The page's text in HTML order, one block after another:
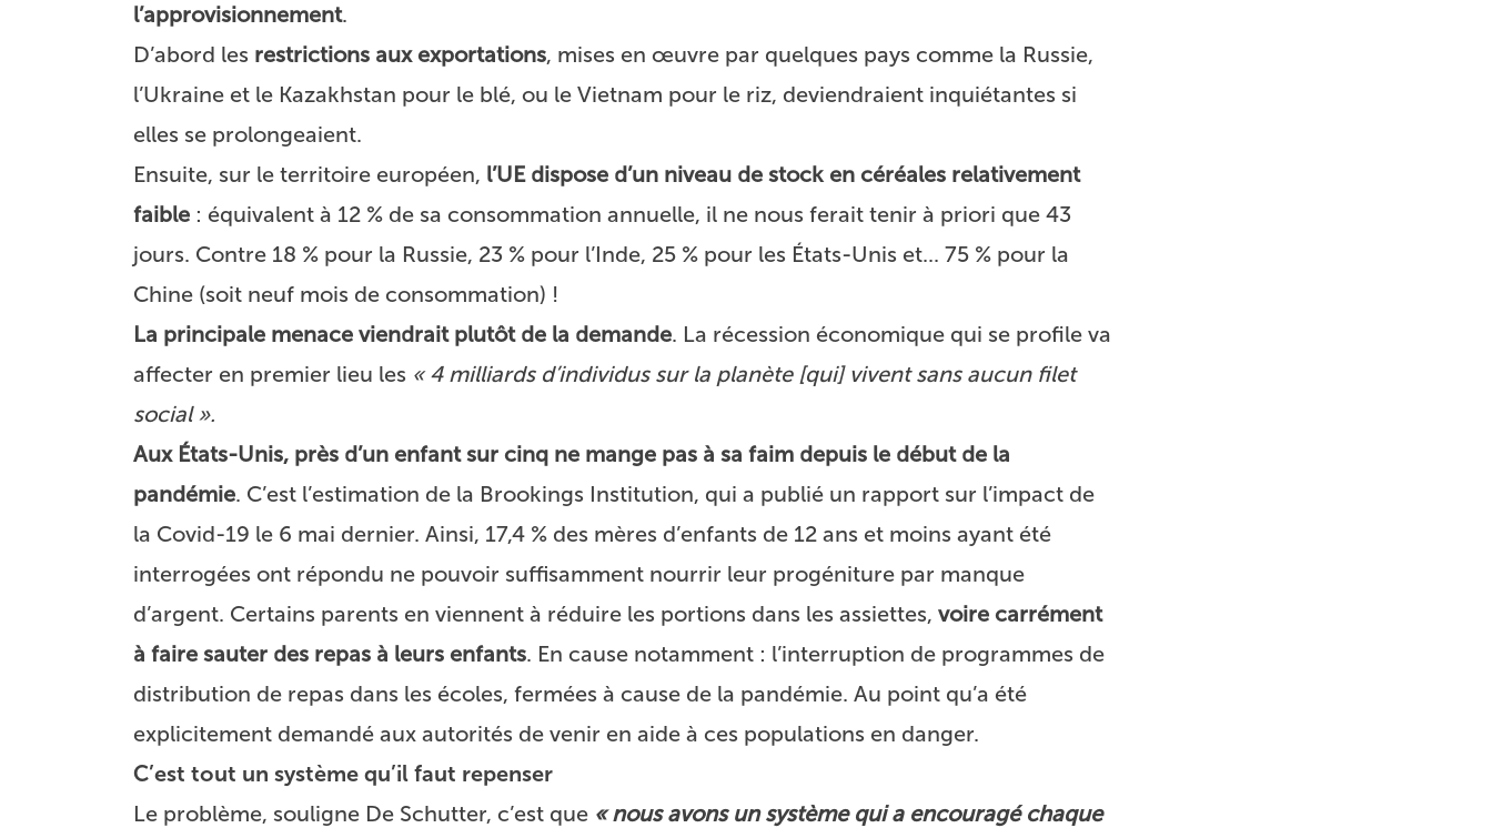
l’approvisionnement.
D’abord les restrictions aux exportations, mises en œuvre par quelques pays comme la Russie,
l’Ukraine et le Kazakhstan pour le blé, ou le Vietnam pour le riz, deviendraient inquiétantes si
elles se prolongeaient.
Ensuite, sur le territoire européen, l’UE dispose d’un niveau de stock en céréales relativement
faible : équivalent à 12 % de sa consommation annuelle, il ne nous ferait tenir à priori que 43
jours. Contre 18 % pour la Russie, 23 % pour l’Inde, 25 % pour les États-Unis et... 75 % pour la
Chine (soit neuf mois de consommation) !
La principale menace viendrait plutôt de la demande. La récession économique qui se profile va
affecter en premier lieu les « 4 milliards d’individus sur la planète [qui] vivent sans aucun filet
social ».
Aux États-Unis, près d’un enfant sur cinq ne mange pas à sa faim depuis le début de la
pandémie. C’est l’estimation de la Brookings Institution, qui a publié un rapport sur l’impact de
la Covid-19 le 6 mai dernier. Ainsi, 17,4 % des mères d’enfants de 12 ans et moins ayant été
interrogées ont répondu ne pouvoir suffisamment nourrir leur progéniture par manque
d’argent. Certains parents en viennent à réduire les portions dans les assiettes, voire carrément
à faire sauter des repas à leurs enfants. En cause notamment : l’interruption de programmes de
distribution de repas dans les écoles, fermées à cause de la pandémie. Au point qu’a été
explicitement demandé aux autorités de venir en aide à ces populations en danger.
C’est tout un système qu’il faut repenser
Le problème, souligne De Schutter, c’est que « nous avons un système qui a encouragé chaque